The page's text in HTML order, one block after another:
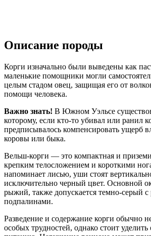
Описание породы
Корги изначально были выведены как
маленькие помощники могли
целым стадом овец, защищая его от
помощи человека.
Важно знать! В Южном Уэльсе
которому, если кто-то убивал или ранил
предписывалось компенсировать ущерб
коровы или быка.
Вельш-корги — это компактная и
крепким телосложением и короткими
напоминает лисью, уши стоят
исключительно черный цвет. Основной
рыжий, также допускается темно-серый
подпалинами.
Разведение и содержание корги обычно
особых трудностей, однако стоит